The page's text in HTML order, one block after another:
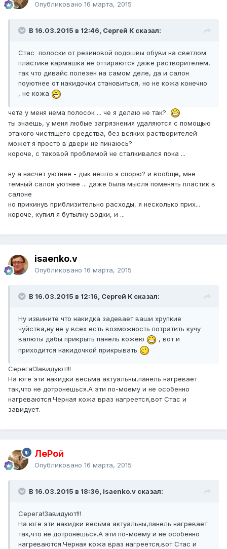
Опубликовано 16 марта, 2015
В 16.03.2015 в 12:46, Сергей К сказал:
Стас полоски от резиновой подошвы обуви на светлом
пластике кармашка не оттираются даже растворителем,
так что дивайс полезен на самом деле, да и салон
поуютнее от накидочки становиться, но не кожа конечно
, не кожа
чета у меня нема полосок ... че я делаю не так?
ты знаешь, у меня любые загрязнения удаляются с помощью
этакого чистящего средства, без всяких растворителей
может я просто в двери не пинаюсь?
короче, с таковой проблемой не сталкивался пока ...
ну а насчет уютнее - дык нешто я спорю? и вообще, мне
темный салон уютнее ... даже была мысля поменять пластик в
салоне
но прикинув приблизительно расходы, я несколько прих...
короче, купил я бутылку водки, и ...
isaenko.v
Опубликовано 16 марта, 2015
В 16.03.2015 в 12:16, Сергей К сказал:
Ну извините что накидка задевает ваши хрупкие
чуйства,ну не у всех есть возможность потратить кучу
валюты дабы прикрыть панель кожею
, вот и
приходится накидочкой прикрывать
Серега!Завидуют!!!
На юге эти накидки весьма актуальны,панель нагревает
так,что не дотронешься.А эти по-моему и не особенно
нагреваются.Черная кожа враз нагреется,вот Стас и
завидует.
ЛеРой
Опубликовано 16 марта, 2015
В 16.03.2015 в 18:36, isaenko.v сказал:
Серега!Завидуют!!!
На юге эти накидки весьма актуальны,панель нагревает
так,что не дотронешься.А эти по-моему и не особенно
нагреваются.Черная кожа враз нагреется,вот Стас и